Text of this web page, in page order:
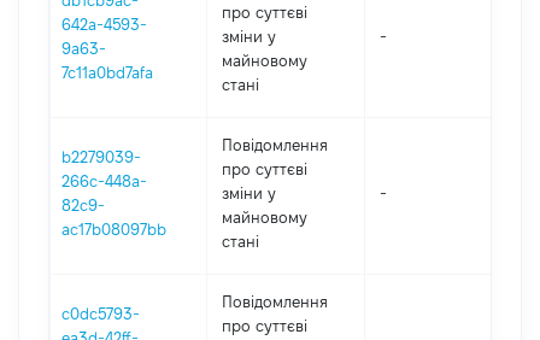
642a-4593-
9a63-
7c11a0bd7afa
про суттєві
зміни y
майновому
стані
-
b2279039-
266c-448a-
82c9-
ac17b08097bb
Повідомлення
про суттєві
зміни y
майновому
стані
-
c0dc5793-
Повідомлення
про суттєві